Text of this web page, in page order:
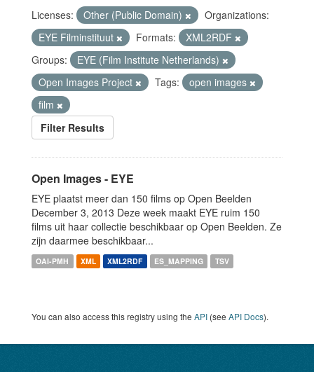
Licenses: Other (Public Domain)
Organizations:
EYE Filminstituut
Formats:
XML2RDF
Groups:
EYE (Film Institute Netherlands)
Open Images Project
Tags:
open images
film
Filter Results
Open Images - EYE
EYE plaatst meer dan 150 films op Open Beelden
December 3, 2013 Deze week maakt EYE ruim 150
films uit haar collectie beschikbaar op Open Beelden. Ze
zijn daarmee beschikbaar...
OAI-PMH XML XML2RDF ES_MAPPING TSV
You can also access this registry using the API (see API Docs).